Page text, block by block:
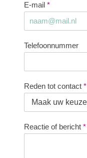
E-mail*
Telefoonnummer
Reden tot contact*
Reactie of bericht*